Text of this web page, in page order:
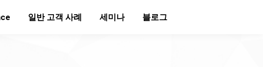
일반 고객 사례 세미나 블로그